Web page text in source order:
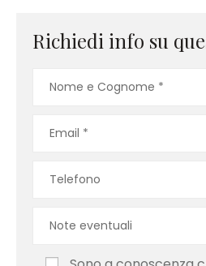
Richiedi info su